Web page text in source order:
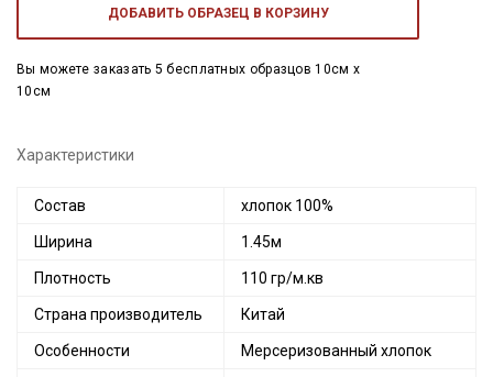
ДОБАВИТЬ ОБРАЗЕЦ В КОРЗИНУ
Вы можете заказать 5 бесплатных образцов 10см x
10см
Характеристики
Состав хлопок 100%
Ширина 1.45м
Плотность 110 гр/м.кв
Страна производитель Китай
Особенности Мерсеризованный хлопок